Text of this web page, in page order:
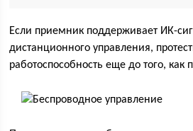
Если приемник поддерживает ИК-
дистанционного управления,
работоспособность еще до того, как